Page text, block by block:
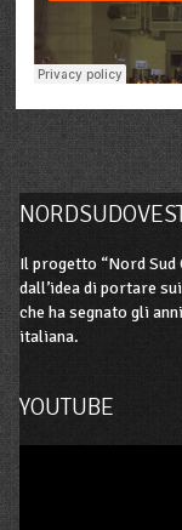
Il progetto “Nord
dall’idea di portare
che ha segnato gli
italiana.
YOUTUBE